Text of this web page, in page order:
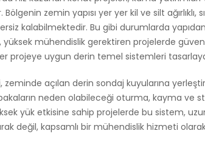
Bölgenin zemin yapısı yer yer kil ve silt
kalabilmektedir. Bu gibi durumlarda
yüksek mühendislik gerektiren projelerde
projeye uygun derin temel sistemleri
zeminde açılan derin sondaj kuyularına
neden olabileceği oturma, kayma ve
yük etkisine sahip projelerde bu sistem,
değil, kapsamlı bir mühendislik hizmeti